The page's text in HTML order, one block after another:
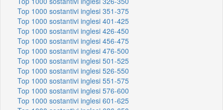
Top 1000 sostantivi inglesi 351-375
Top 1000 sostantivi inglesi 401-425
Top 1000 sostantivi inglesi 426-450
Top 1000 sostantivi inglesi 456-475
Top 1000 sostantivi inglesi 476-500
Top 1000 sostantivi inglesi 501-525
Top 1000 sostantivi inglesi 526-550
Top 1000 sostantivi inglesi 551-575
Top 1000 sostantivi inglesi 576-600
Top 1000 sostantivi inglesi 601-625